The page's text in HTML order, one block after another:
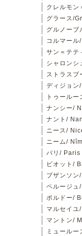
クレルモ
グラース/
グルノー
コルマー
サン＝テ
シャロン
ストラス
ディジョン
トゥール
ナンシー/
ナント/
ニース/
ニーム/
パリ/ Paris
ビオット/
ブザンソ
ペルージ
ボルドー/
マルセイ
マントン/
ミュール